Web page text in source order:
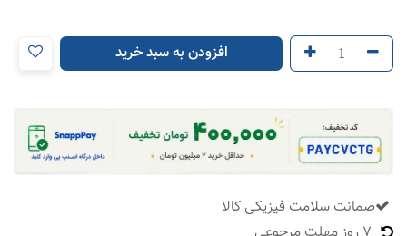
افزودن به سبد خرید
ضمانت سلامت فیزیکی کالا